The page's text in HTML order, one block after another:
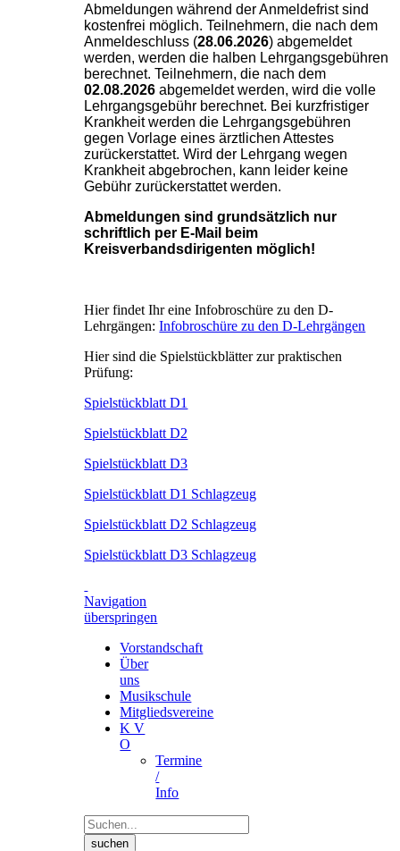
Abmeldungen während der Anmeldefrist sind
kostenfrei möglich. Teilnehmern, die nach dem
Anmeldeschluss (28.06.2026) abgemeldet
werden, werden die halben Lehrgangsgebühren
berechnet.Teilnehmern, die nach dem
02.08.2026abgemeldet werden, wird die volle
Lehrgangsgebühr berechnet. Bei kurzfristiger
Krankheit werden die Lehrgangsgebühren
gegen Vorlage eines ärztlichen Attestes
zurückerstattet. Wird der Lehrgang wegen
Krankheit abgebrochen, kann leider keine
Gebühr zurückerstattet werden.
Abmeldungen sind grundsätzlich nur
schriftlich per E-Mail beim
Kreisverbandsdirigenten möglich!
Hier findet Ihr eine Infobroschüre zu den D-
Lehrgängen:Infobroschüre zu den D-Lehrgängen
Hier sind die Spielstückblätter zur praktischen
Prüfung:
Spielstückblatt D1
Spielstückblatt D2
Spielstückblatt D3
Spielstückblatt D1 Schlagzeug
Spielstückblatt D2 Schlagzeug
Spielstückblatt D3 Schlagzeug
Navigation
überspringen
Vorstandschaft
Über
uns
Musikschule
Mitgliedsvereine
K V
O
Termine
/
Info
suchen